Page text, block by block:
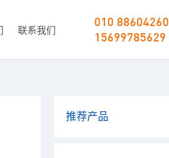
联系我们
010 88604260
15699785629
推荐产品